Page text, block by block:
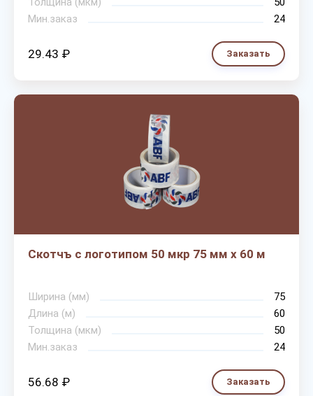
Мин.заказ
24
29.43 ₽ Заказать
Скотчъ с логотипом 50 мкр 75 мм х 60 м
Ширина (мм)
75
Длина (м)
60
Толщина (мкм)
50
Мин.заказ
24
56.68 ₽ Заказать